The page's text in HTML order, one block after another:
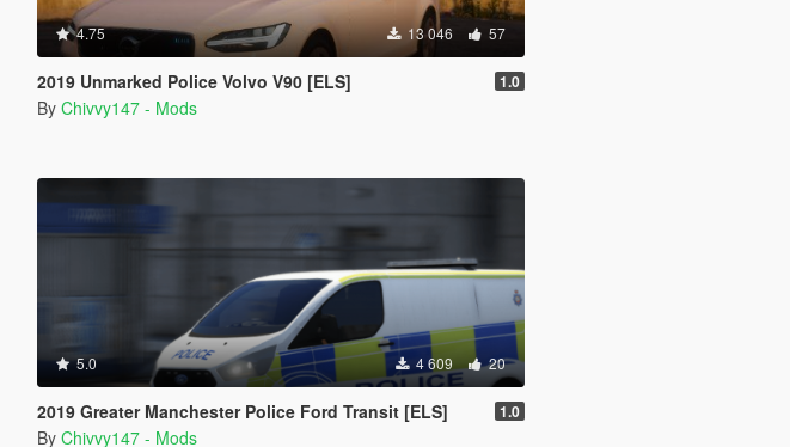
4.75 13 046 57
2019 Unmarked Police Volvo V90 [ELS] 1.0
By Chivvy147 - Mods
5.0 4 609 20
2019 Greater Manchester Police Ford Transit [ELS] 1.0
By Chivvy147 - Mods